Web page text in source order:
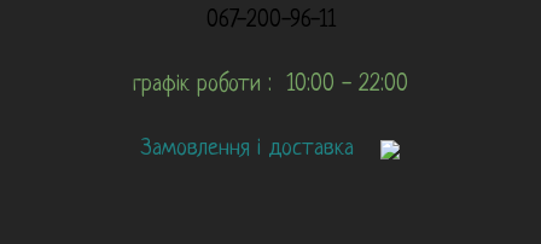
067-200-96-11
графік роботи : 10:00 - 22:00
Замовлення і доставка